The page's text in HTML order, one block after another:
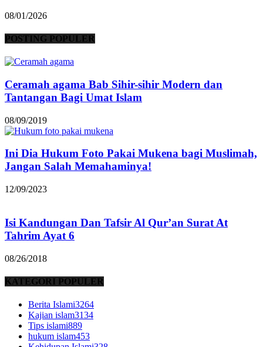
08/01/2026
POSTING POPULER
Ceramah agama Bab Sihir-sihir Modern dan
Tantangan Bagi Umat Islam
08/09/2019
Ini Dia Hukum Foto Pakai Mukena bagi Muslimah,
Jangan Salah Memahaminya!
12/09/2023
Isi Kandungan Dan Tafsir Al Qur’an Surat At
Tahrim Ayat 6
08/26/2018
KATEGORI POPULER
Berita Islami3264
Kajian islam3134
Tips islami889
hukum islam453